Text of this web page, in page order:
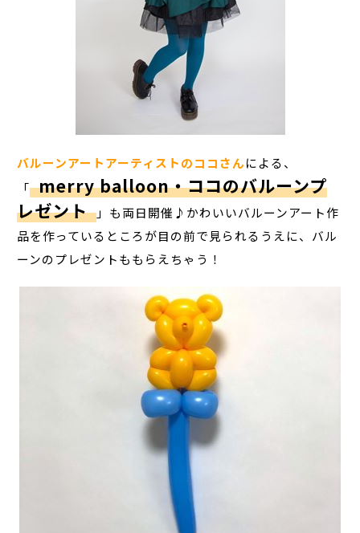
バルーンアートアーティストのココさんによる、
「 merry balloon・ココのバルーンプ
レゼント 」も両日開催♪かわいいバルーンアート作
品を作っているところが目の前で見られるうえに、バル
ーンのプレゼントももらえちゃう！